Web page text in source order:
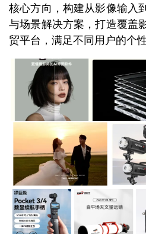
核心方向，构建从影像输入
与场景解决方案，打造覆盖
贸平台，满足不同用户的个